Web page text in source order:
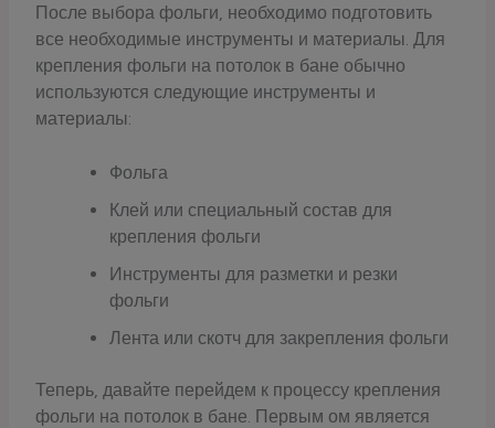
После выбора фольги, необходимо подготовить
все необходимые инструменты и материалы. Для
крепления фольги на потолок в бане обычно
используются следующие инструменты и
материалы:
Фольга
Клей или специальный состав для
крепления фольги
Инструменты для разметки и резки
фольги
Лента или скотч для закрепления фольги
Теперь, давайте перейдем к процессу крепления
фольги на потолок в бане. Первым ом является